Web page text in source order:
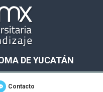
DE YUCATÁN
Contacto